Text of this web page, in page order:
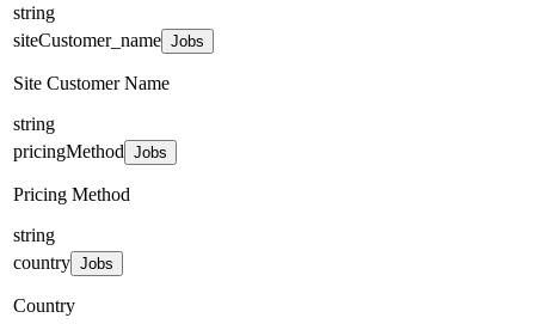
string
siteCustomer_name Jobs
Site Customer Name
string
pricingMethod Jobs
Pricing Method
string
country Jobs
Country